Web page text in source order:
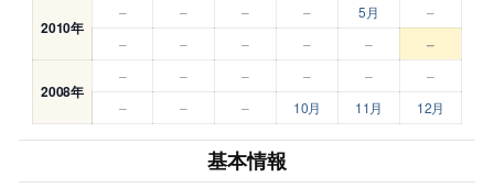
2010年
– – – – 5月
–
–
– – – – –
2008年
– – – – –
–
–
– – 10月 11月 12月
基本情報